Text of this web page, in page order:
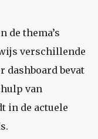
de thema’s
verschillende
dashboard bevat
van
in de actuele